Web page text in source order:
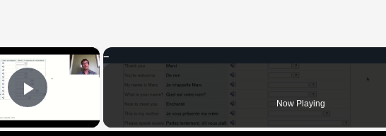
×
Play Video Now Playing